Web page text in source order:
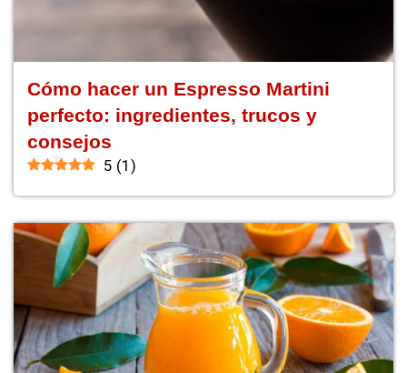
Cómo hacer un Espresso Martini
perfecto: ingredientes, trucos y
consejos
5 (1 )